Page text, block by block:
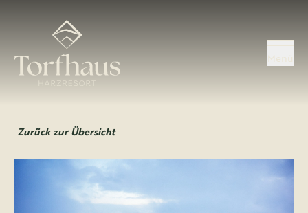
Menü
Zurück zur Übersicht